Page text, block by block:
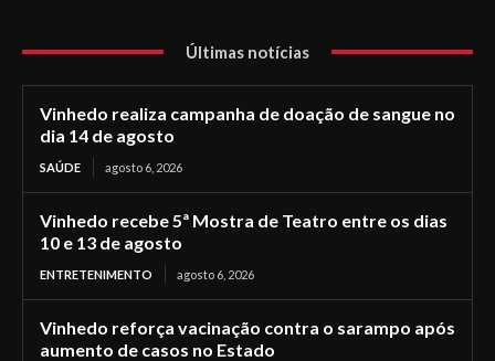
Últimas notícias
Vinhedo realiza campanha de doação de sangue no
dia 14 de agosto
SAÚDE agosto 6, 2026
Vinhedo recebe 5ª Mostra de Teatro entre os dias
10 e 13 de agosto
ENTRETENIMENTO agosto 6, 2026
Vinhedo reforça vacinação contra o sarampo após
aumento de casos no Estado